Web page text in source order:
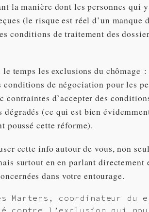
la manière dont les personnes qui
(le risque est réel d’un manque
conditions de traitement des
temps les exclusions du chômage
de négociation pour les
contraintes d’accepter des
dégradés (ce qui est bien
poussé cette réforme).
cette info autour de vous, non
surtout en en parlant directement
dans votre entourage.
Martens, coordinateur du